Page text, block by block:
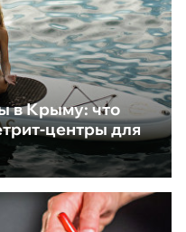
в Крыму: что
центры для